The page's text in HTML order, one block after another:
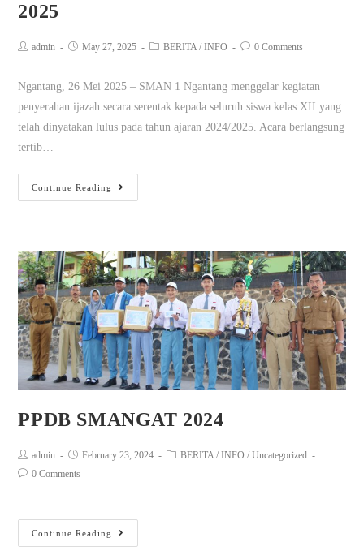
2025
admin May 27, 2025 BERITA / INFO 0 Comments
Ngantang, 26 Mei 2025 – SMAN 1 Ngantang menggelar kegiatan
penyerahan ijazah secara serentak kepada seluruh siswa kelas XII yang
telah dinyatakan lulus pada tahun ajaran 2024/2025. Acara berlangsung
tertib…
Continue Reading
PPDB SMANGAT 2024
admin February 23, 2024 BERITA / INFO / Uncategorized
0 Comments
Continue Reading